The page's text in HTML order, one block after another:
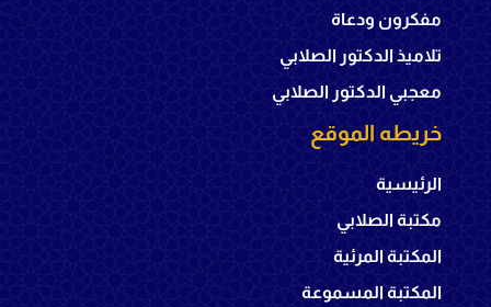
مفكرون ودعاة
تلاميذ الدكتور الصلابي
معجبي الدكتور الصلابي
خريطه الموقع
الرئيسية
مكتبة الصلابي
المكتبة المرئية
المكتبة المسموعة